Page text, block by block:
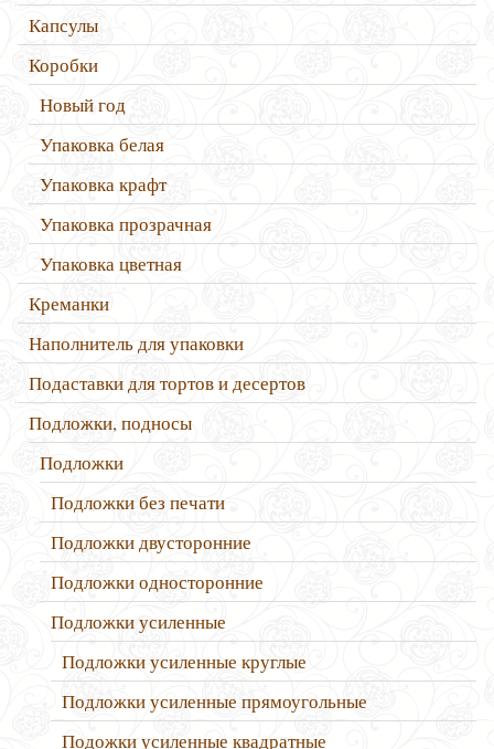
Капсулы
Коробки
Новый год
Упаковка белая
Упаковка крафт
Упаковка прозрачная
Упаковка цветная
Креманки
Наполнитель для упаковки
Подаставки для тортов и десертов
Подложки, подносы
Подложки
Подложки без печати
Подложки двусторонние
Подложки односторонние
Подложки усиленные
Подложки усиленные круглые
Подложки усиленные прямоугольные
Подожки усиленные квадратные